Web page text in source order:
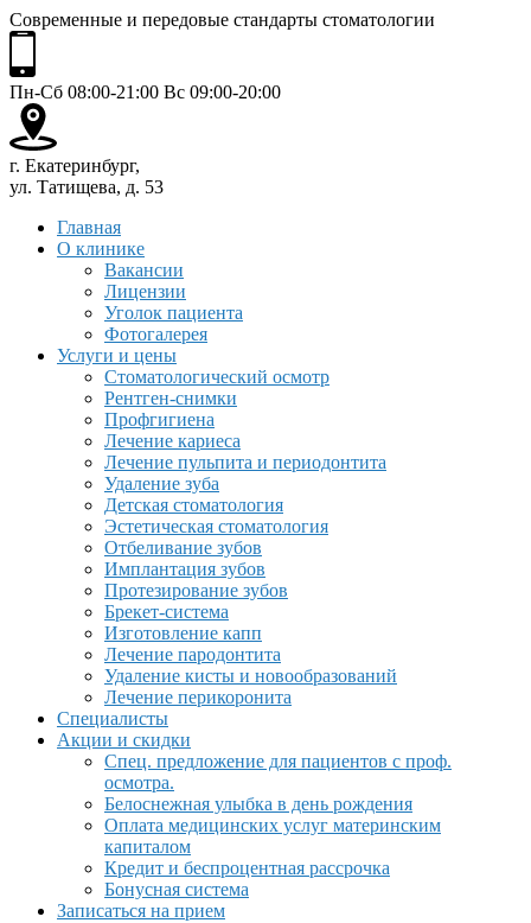
Современные и передовые стандарты стоматологии
Пн-Сб 08:00-21:00 Вс 09:00-20:00
г. Екатеринбург,
ул. Татищева, д. 53
Главная
О клинике
Вакансии
Лицензии
Уголок пациента
Фотогалерея
Услуги и цены
Стоматологический осмотр
Рентген-снимки
Профгигиена
Лечение кариеса
Лечение пульпита и периодонтита
Удаление зуба
Детская стоматология
Эстетическая стоматология
Отбеливание зубов
Имплантация зубов
Протезирование зубов
Брекет-система
Изготовление капп
Лечение пародонтита
Удаление кисты и новообразований
Лечение перикоронита
Специалисты
Акции и скидки
Спец. предложение для пациентов с проф.
осмотра.
Белоснежная улыбка в день рождения
Оплата медицинских услуг материнским
капиталом
Кредит и беспроцентная рассрочка
Бонусная система
Записаться на прием